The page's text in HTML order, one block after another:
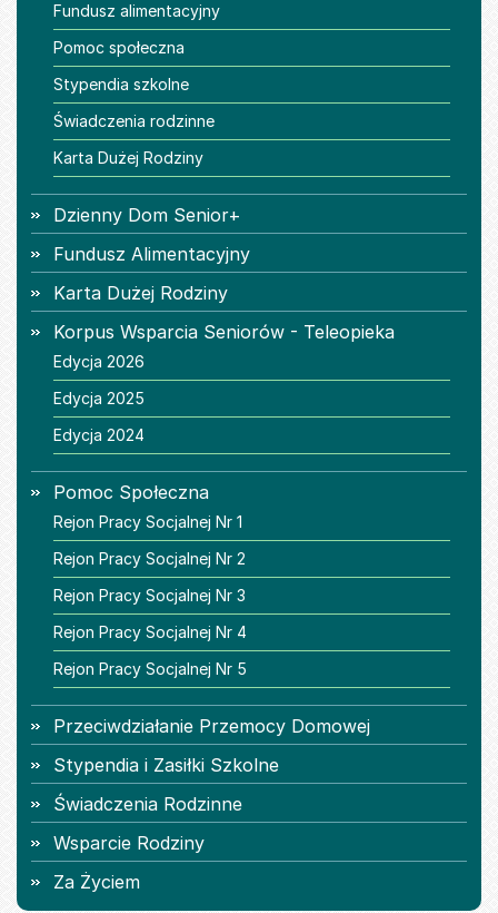
Fundusz alimentacyjny
Pomoc społeczna
Stypendia szkolne
Świadczenia rodzinne
Karta Dużej Rodziny
Dzienny Dom Senior+
Fundusz Alimentacyjny
Karta Dużej Rodziny
Korpus Wsparcia Seniorów - Teleopieka
Edycja 2026
Edycja 2025
Edycja 2024
Pomoc Społeczna
Rejon Pracy Socjalnej Nr 1
Rejon Pracy Socjalnej Nr 2
Rejon Pracy Socjalnej Nr 3
Rejon Pracy Socjalnej Nr 4
Rejon Pracy Socjalnej Nr 5
Przeciwdziałanie Przemocy Domowej
Stypendia i Zasiłki Szkolne
Świadczenia Rodzinne
Wsparcie Rodziny
Za Życiem